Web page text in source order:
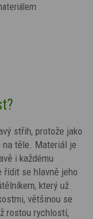
střih, protože jako
těle. Materiál je
i každému
řídit se hlavně jeho
který už
většinou se
rostou rychlostí,